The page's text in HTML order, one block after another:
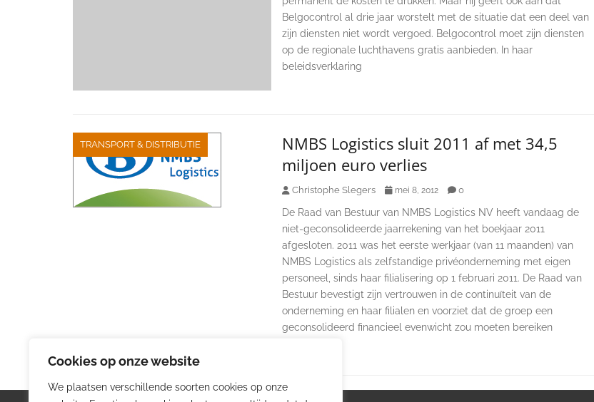
Cookies op onze website
We plaatsen verschillende soorten cookies op onze
Belgocontrol al drie jaar worstelt met de situatie dat een deel van
zijn diensten niet wordt vergoed. Belgocontrol moet zijn diensten
op de regionale luchthavens gratis aanbieden. In haar
beleidsverklaring
TRANSPORT & DISTRIBUTIE
NMBS Logistics sluit 2011 af met 34,5
miljoen euro verlies
Christophe Slegers mei 8, 2012 0
De Raad van Bestuur van NMBS Logistics NV heeft vandaag de
niet-geconsolideerde jaarrekening van het boekjaar 2011
afgesloten. 2011 was het eerste werkjaar (van 11 maanden) van
NMBS Logistics als zelfstandige privéonderneming met eigen
personeel, sinds haar filialisering op 1 februari 2011. De Raad van
Bestuur bevestigt zijn vertrouwen in de continuïteit van de
onderneming en haar filialen en voorziet dat de groep een
geconsolideerd financieel evenwicht zou moeten bereiken